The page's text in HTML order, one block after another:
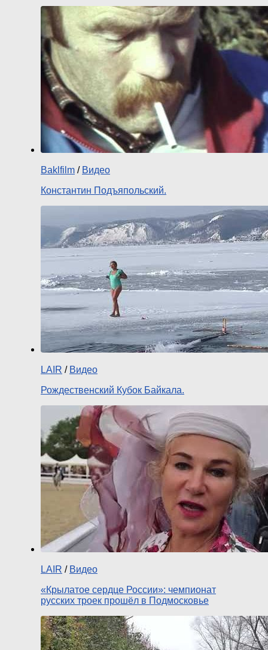
Baklfilm / Видео
Константин Подъяпольский.
LAIR / Видео
Рождественский Кубок Байкала.
LAIR / Видео
«Крылатое сердце России»: чемпионат
русских троек прошёл в Подмосковье